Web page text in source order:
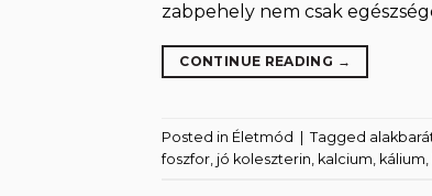
zabpehely nem csak
CONTINUE READING →
Posted in Életmód Tagged
foszfor jó koleszterin kalcium kálium